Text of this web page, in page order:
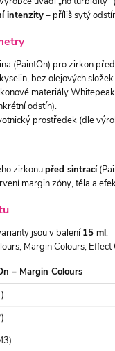
intenzity– příliš sytý
(PaintOn) pro zirkon
bez olejových
materiály
odstín).
prostředek (dle
zirkonupřed sintrací
margin zóny, těla a
jsou v balení15 ml.
Margin Colours,
– Margin Colours